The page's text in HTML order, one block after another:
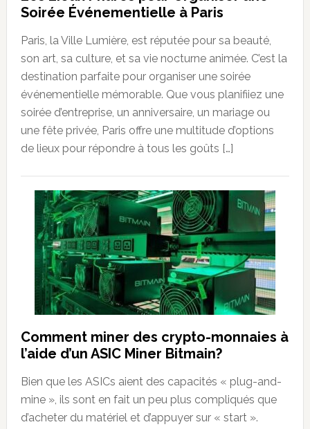
Soirée Événementielle à Paris
Paris, la Ville Lumière, est réputée pour sa beauté,
son art, sa culture, et sa vie nocturne animée. C’est la
destination parfaite pour organiser une soirée
événementielle mémorable. Que vous planifiiez une
soirée d’entreprise, un anniversaire, un mariage ou
une fête privée, Paris offre une multitude d’options
de lieux pour répondre à tous les goûts […]
Comment miner des crypto-monnaies à
l’aide d’un ASIC Miner Bitmain?
Bien que les ASICs aient des capacités « plug-and-
mine », ils sont en fait un peu plus compliqués que
d’acheter du matériel et d’appuyer sur « start ».